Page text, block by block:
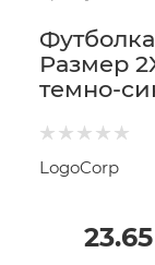
Размер
темно-
LogoCorp
23.65